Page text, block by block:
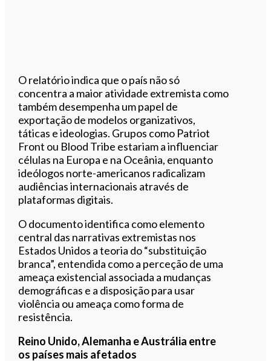
O relatório indica que o país não só
concentra a maior atividade extremista como
também desempenha um papel de
exportação de modelos organizativos,
táticas e ideologias. Grupos como Patriot
Front ou Blood Tribe estariam a influenciar
células na Europa e na Oceânia, enquanto
ideólogos norte-americanos radicalizam
audiências internacionais através de
plataformas digitais.
O documento identifica como elemento
central das narrativas extremistas nos
Estados Unidos a teoria do “substituição
branca”, entendida como a perceção de uma
ameaça existencial associada a mudanças
demográficas e a disposição para usar
violência ou ameaça como forma de
resistência.
Reino Unido, Alemanha e Austrália entre
os países mais afetados